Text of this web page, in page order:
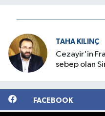
TAHA KILINÇ
Cezayir'in
sebep olan
FACEBOOK